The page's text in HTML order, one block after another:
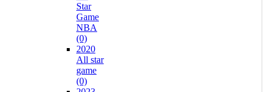
Star
Game
NBA
(0)
2020
All star
game
(0)